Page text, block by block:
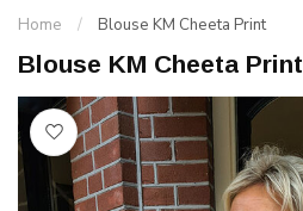
Home / Blouse KM Cheeta Print
Blouse KM Cheeta Print